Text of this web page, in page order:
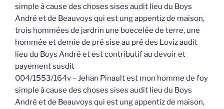
simple à cause des choses sises audit lieu du Boys
André et de Beauvoys qui est ung appentiz de maison,
trois hommées de jardrin une boecelée de terre, une
hommée et demie de pré sise au pré des Loviz audit
lieu du Boys André et est contributif au devoir et
payement susdit
004/1553/164v – Jehan Pinault est mon homme de foy
simple à cause des choses sises audit lieu du Boys
André et de Beauvoys qui est ung appentiz de maison,